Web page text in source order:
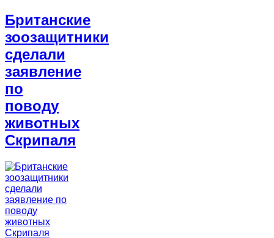
Британские
зоозащитники
сделали
заявление
по
поводу
животных
Скрипаля